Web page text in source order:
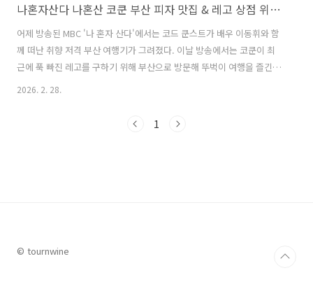
나혼자산다 나혼산 코쿤 부산 피자 맛집 & 레고 상점 위치 및 방문팁
어제 방송된 MBC '나 혼자 산다'에서는 코드 쿤스트가 배우 이동휘와 함
께 떠난 취향 저격 부산 여행기가 그려졌다. 이날 방송에서는 코쿤이 최
근에 푹 빠진 레고를 구하기 위해 부산으로 방문해 뚜벅이 여행을 즐긴
다. 이날 방송에서 소개된 레고숍 외에도 우연히 들린 고양이 카페, 계획
보냈다. 이번 글에서는 MBC 나혼자산다 나혼산 코쿤의 부산 여행기에서
2026. 2. 28.
1
© tournwine